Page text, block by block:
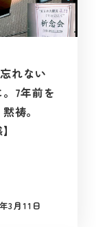
れない
。7年前を
祷。
3月11日